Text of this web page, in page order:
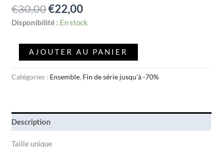
€30,00€22,00
Disponibilité : En stock
AJOUTER AU PANIER
Catégories : Ensemble, Fin de série jusqu'à -70%
Description
Taille unique